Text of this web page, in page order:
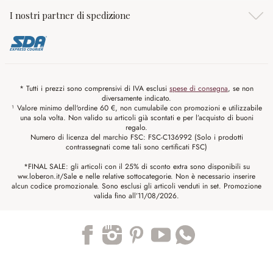
I nostri partner di spedizione
* Tutti i prezzi sono comprensivi di IVA esclusi spese di consegna, se non
diversamente indicato.
¹ Valore minimo dell'ordine 60 €, non cumulabile con promozioni e utilizzabile
una sola volta. Non valido su articoli già scontati e per l’acquisto di buoni
regalo.
Numero di licenza del marchio FSC: FSC-C136992 (Solo i prodotti
contrassegnati come tali sono certificati FSC)
*FINAL SALE: gli articoli con il 25% di sconto extra sono disponibili su
ww.loberon.it/Sale e nelle relative sottocategorie. Non è necessario inserire
alcun codice promozionale. Sono esclusi gli articoli venduti in set. Promozione
valida fino all’11/08/2026.